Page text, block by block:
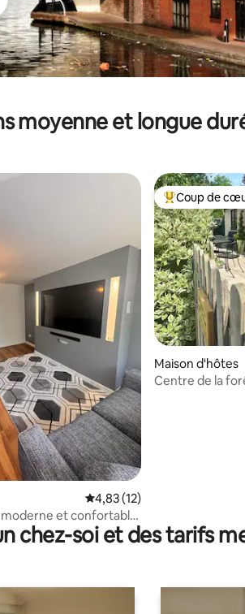
moyenne et longue
de 116 commentaires : 4,93 sur 5
Évaluation moyenne sur la
4,83 (12)
et confortable,
calme
Coups de
Coup de
Maison d'hôtes
Centre de la
chez-soi et des tarifs